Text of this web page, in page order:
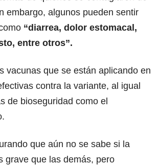
embargo, algunos pueden sentir
“diarrea, dolor estomacal,
entre otros”.
vacunas que se están aplicando en
contra la variante, al igual
de bioseguridad como el
que aún no se sabe si la
grave que las demás, pero